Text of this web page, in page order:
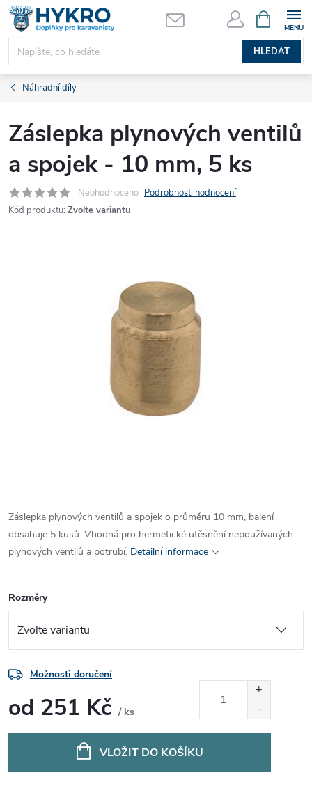
Přejít
obsah
HLEDAT
NÁKUPNÍ
KOŠÍK
Náhradní díly
Záslepka plynových ventilů
a spojek - 10 mm, 5 ks
Neohodnoceno Podrobnosti hodnocení
Kód produktu: Zvolte variantu
Záslepka plynových ventilů a spojek o průměru 10 mm, balení
obsahuje 5 kusů. Vhodná pro hermetické utěsnění nepoužívaných
plynových ventilů a potrubí. Detailní informace
Rozměry
Možnosti doručení
od 251 Kč / ks
VLOŽIT DO KOŠÍKU